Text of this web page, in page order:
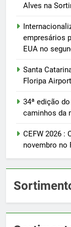
Alves na
empresários
EUA no
Santa
Floripa Airport
34ª edição
caminhos da
CEFW 2026 :
novembro no